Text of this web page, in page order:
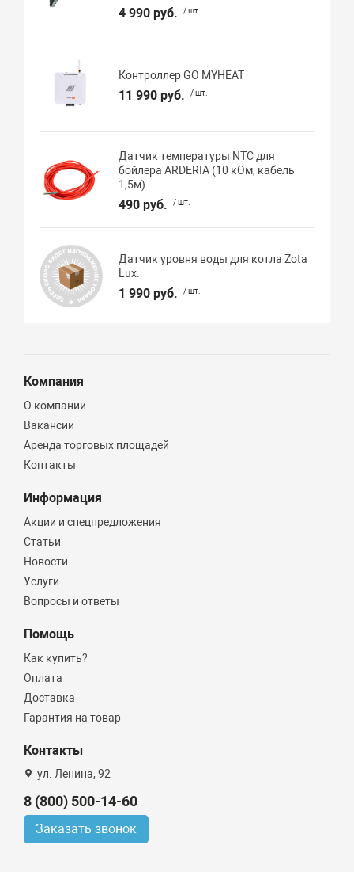
4 990 руб. / шт.
Контроллер GO MYHEAT
11 990 руб. / шт.
Датчик температуры NTC для
бойлера ARDERIA (10 кОм, кабель
1,5м)
490 руб. / шт.
Датчик уровня воды для котла Zota
Lux.
1 990 руб. / шт.
Компания
О компании
Вакансии
Аренда торговых площадей
Контакты
Информация
Акции и спецпредложения
Статьи
Новости
Услуги
Вопросы и ответы
Помощь
Как купить?
Оплата
Доставка
Гарантия на товар
Контакты
ул. Ленина, 92
8 (800) 500-14-60
Заказать звонок